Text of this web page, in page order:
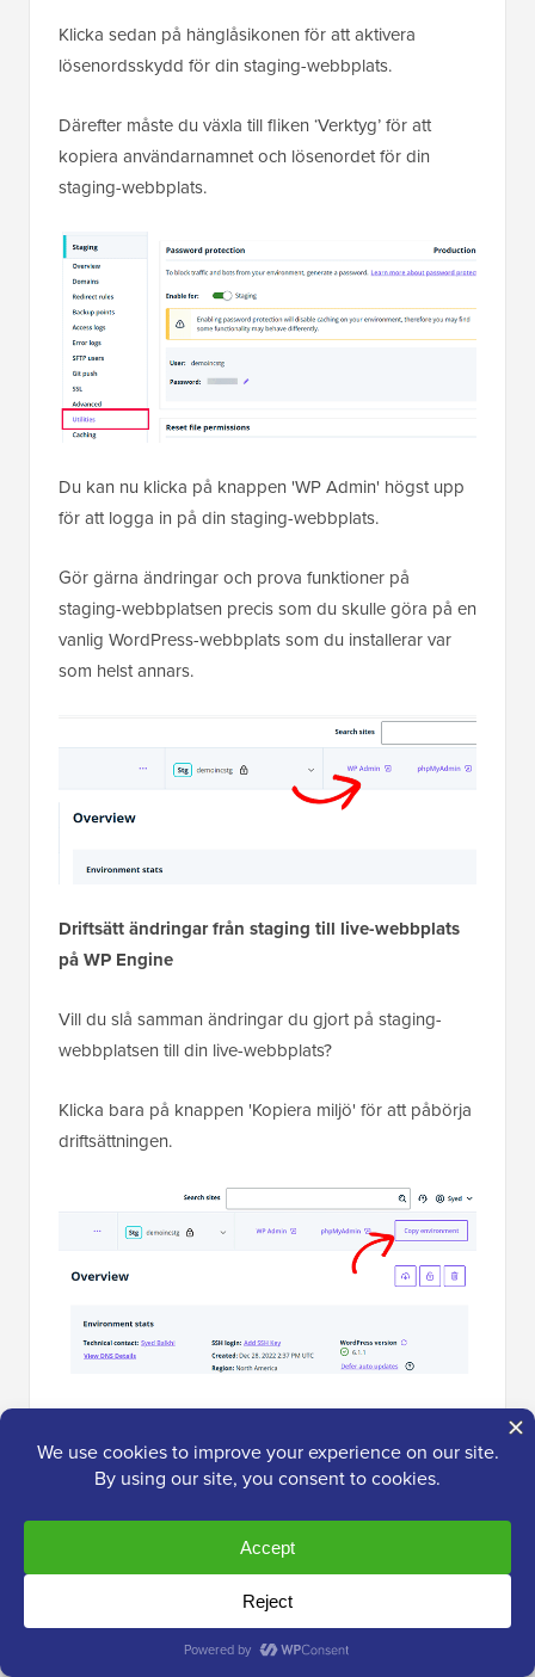
Klicka sedan på hänglåsikonen för att aktivera
lösenordsskydd för din staging-webbplats.
Därefter måste du växla till fliken ‘Verktyg’ för att
kopiera användarnamnet och lösenordet för din
staging-webbplats.
Du kan nu klicka på knappen 'WP Admin' högst upp
för att logga in på din staging-webbplats.
Gör gärna ändringar och prova funktioner på
staging-webbplatsen precis som du skulle göra på en
vanlig WordPress-webbplats som du installerar var
som helst annars.
Driftsätt ändringar från staging till live-webbplats
på WP Engine
Vill du slå samman ändringar du gjort på staging-
webbplatsen till din live-webbplats?
Klicka bara på knappen 'Kopiera miljö' för att påbörja
driftsättningen.
välja dina käll- och destinationsmiljöer för
kopieringen.
Här väljer du din staging-webbplats som källmiljö och
din produktions- eller live-webbplats som